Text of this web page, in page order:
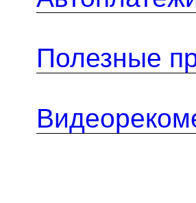
Полезные